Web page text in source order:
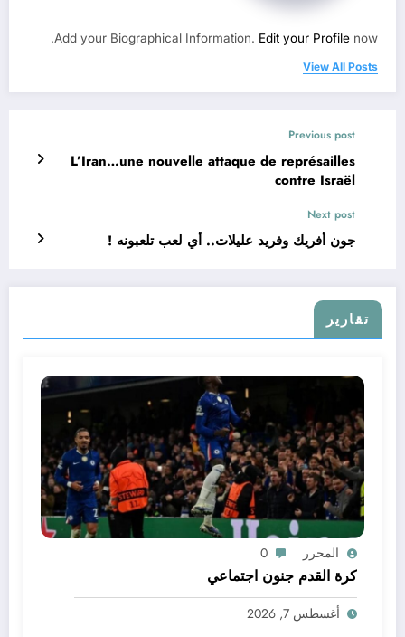
Add your Biographical Information. Edit your Profile now.
View All Posts
Previous post
L’Iran…une nouvelle attaque de représailles
contre Israël
Next post
جون أفريك وفريد عليلات.. أي لعب تلعبونه !
تقارير
المحرر 0
كرة القدم جنون اجتماعي
أغسطس 7, 2026